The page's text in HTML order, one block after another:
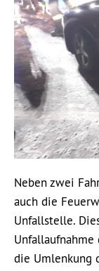
Neben zwei
auch die
Unfallstelle.
die Umlenkung